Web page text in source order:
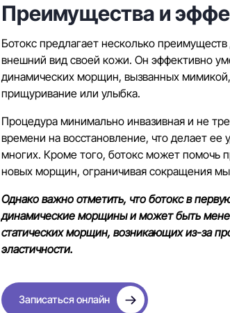
Преимущества и
Ботокс предлагает несколько
внешний вид своей кожи. Он эффективно
динамических морщин, вызванных
прищуривание или улыбка.
Процедура минимально инвазивная и не
времени на восстановление, что делает ее
многих. Кроме того, ботокс может помочь
новых морщин, ограничивая сокращения
Однако важно отметить, что ботокс в
динамические морщины и может быть
статических морщин, возникающих из-за
эластичности.
Записаться онлайн